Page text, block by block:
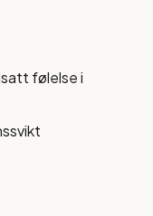
følelse i